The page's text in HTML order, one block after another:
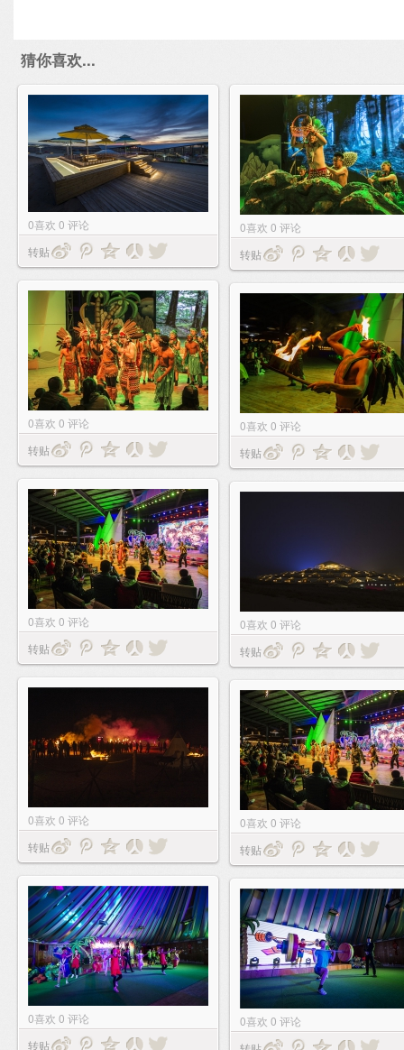
猜你喜欢...
0喜欢 0 评论
转贴
0喜欢 0 评论
转贴
0喜欢 0 评论
转贴
0喜欢 0 评论
转贴
0喜欢 0 评论
转贴
0喜欢 0 评论
转贴
0喜欢 0 评论
转贴
0喜欢 0 评论
转贴
0喜欢 0 评论
转贴
0喜欢 0 评论